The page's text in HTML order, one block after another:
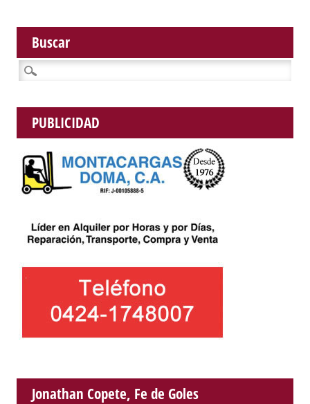
Buscar
Buscar:
PUBLICIDAD
Jonathan Copete, Fe de Goles